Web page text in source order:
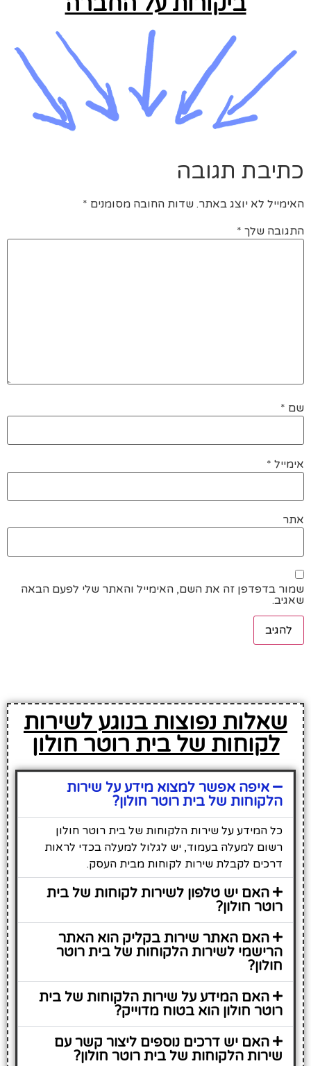
כתיבת תגובה
האימייל לא יוצג באתר. שדות החובה מסומנים *
התגובה שלך *
שם *
אימייל *
אתר
שמור בדפדפן זה את השם, האימייל והאתר שלי לפעם הבאה
שאגיב.
שאלות נפוצות בנוגע לשירות
לקוחות של בית רוטר חולון
איפה אפשר למצוא מידע על שירות
הלקוחות של בית רוטר חולון?
כל המידע על שירות הלקוחות של בית רוטר חולון
רשום למעלה בעמוד, יש לגלול למעלה בכדי לראות
דרכים לקבלת שירות לקוחות מבית העסק.
האם יש טלפון לשירות לקוחות של בית
רוטר חולון?
האם האתר שירות בקליק הוא האתר
הרישמי לשירות הלקוחות של בית רוטר
חולון?
האם המידע על שירות הלקוחות של בית
רוטר חולון הוא בטוח מדוייק?
האם יש דרכים נוספים ליצור קשר עם
שירות הלקוחות של בית רוטר חולון?